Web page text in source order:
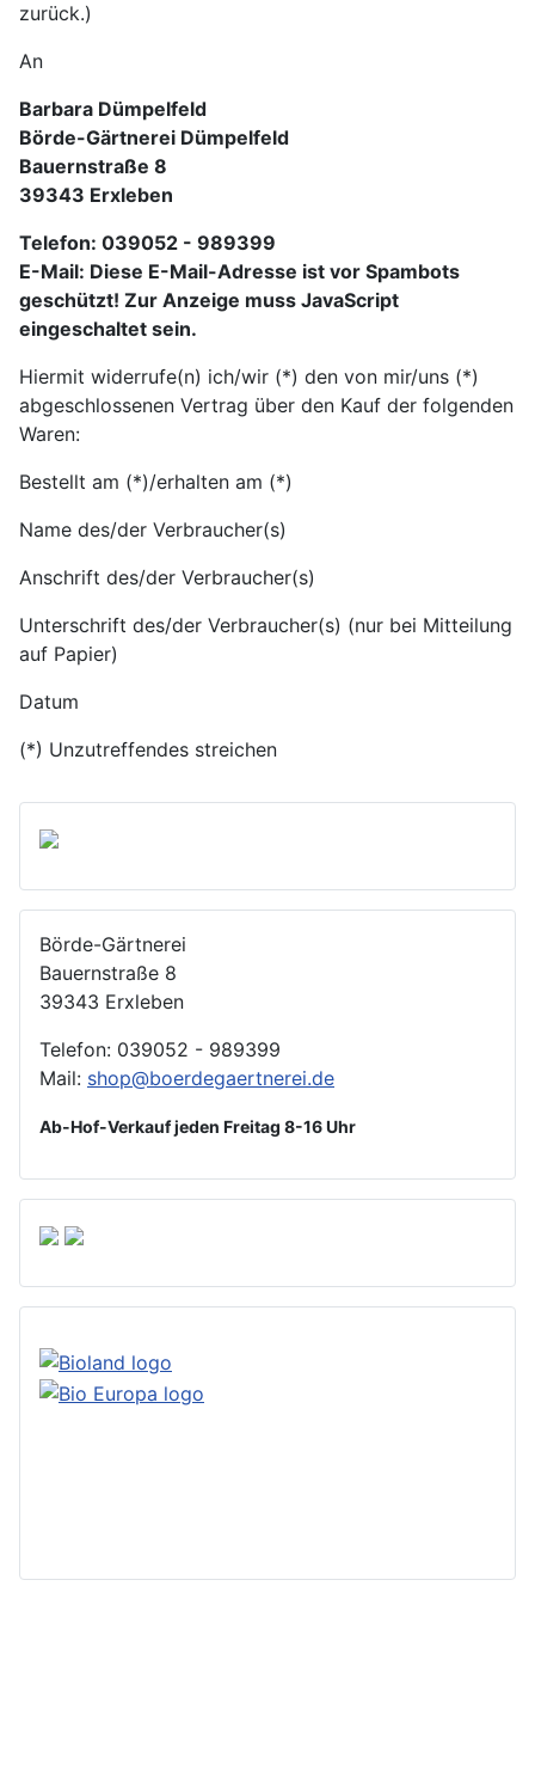
Börde-Gärtnerei
Bauernstraße 8
39343 Erxleben
Telefon: 039052 - 989399
Mail: shop@boerdegaertnerei.de
Ab-Hof-Verkauf jeden Freitag 8-16 Uhr
zurück.)
An
Barbara Dümpelfeld
Börde-Gärtnerei Dümpelfeld
Bauernstraße 8
39343 Erxleben
Telefon: 039052 - 989399
E-Mail: Diese E-Mail-Adresse ist vor Spambots
geschützt! Zur Anzeige muss JavaScript
eingeschaltet sein.
Hiermit widerrufe(n) ich/wir (*) den von mir/uns (*)
abgeschlossenen Vertrag über den Kauf der folgenden
Waren:
Bestellt am (*)/erhalten am (*)
Name des/der Verbraucher(s)
Anschrift des/der Verbraucher(s)
Unterschrift des/der Verbraucher(s) (nur bei Mitteilung
auf Papier)
Datum
(*) Unzutreffendes streichen